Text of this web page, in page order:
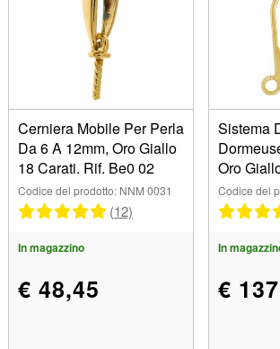
Cerniera Mobile Per Perla
Da 6 A 12mm, Oro Giallo
18 Carati. Rif. Be0 02
Codice del prodotto: NNM 0031
(12)
In magazzino
€ 48,45
Sistema
Oro
07456,
Codice del
In
€